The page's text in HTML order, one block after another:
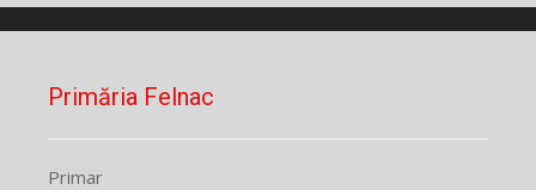
Primăria Felnac
Primar